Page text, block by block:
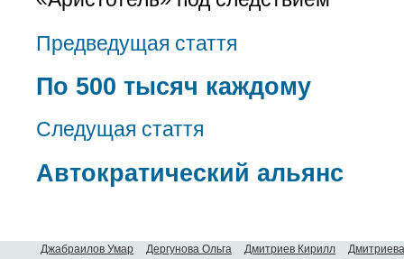
Предведущая стаття
По 500 тысяч каждому
Следущая стаття
Автократический альянс
Джабраилов Умар Дергунова Ольга Дмитриев Кирилл